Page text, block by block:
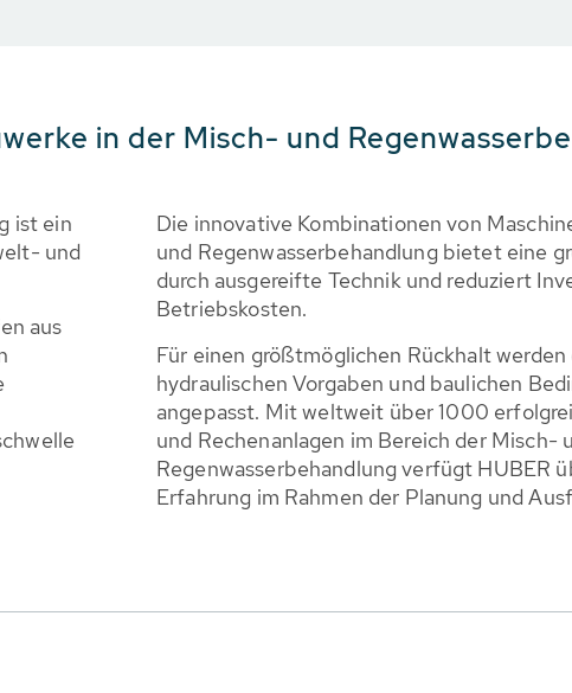
in der Misch- und
ist ein
und
aus
Die innovative Kombinationen von
und Regenwasserbehandlung bietet eine
durch ausgereifte Technik und reduziert
Betriebskosten.
Für einen größtmöglichen Rückhalt
hydraulischen Vorgaben und baulichen
angepasst. Mit weltweit über 1000
und Rechenanlagen im Bereich der Misch-
Regenwasserbehandlung verfügt HUBER
Erfahrung im Rahmen der Planung und